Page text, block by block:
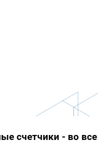
счетчики - во